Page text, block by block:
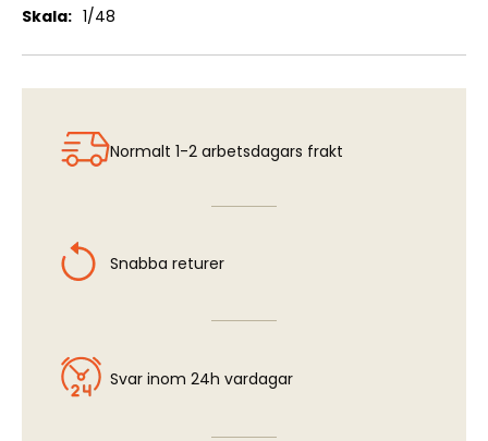
Mer
1/48
Normalt 1-2 arbetsdagars frakt
Snabba returer
Svar inom 24h vardagar